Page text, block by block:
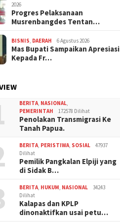
2026
Progres Pelaksanaan
Musrenbangdes Tentan…
BISNIS, DAERAH 6 Agustus 2026
Mas Bupati Sampaikan Apresiasi
Kepada Fr…
BERITA, NASIONAL,
PEMERINTAH
172578 Dilihat
Penolakan Transmigrasi Ke
Tanah Papua.
BERITA, PERISTIWA, SOSIAL
47937
Dilihat
Pemilik Pangkalan Elpiji yang
di Sidak B…
BERITA, HUKUM, NASIONAL
34243
Dilihat
Kalapas dan KPLP
dinonaktifkan usai petu…